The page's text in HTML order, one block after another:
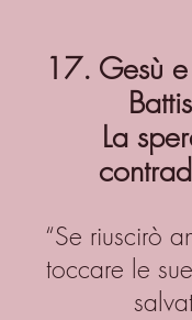
17. Gesù
La
“Se riuscirò
toccare le